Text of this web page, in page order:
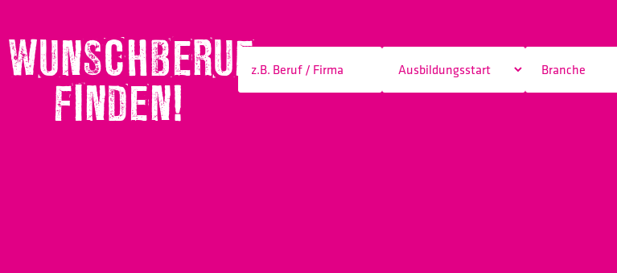
WUNSCHBERUF
FINDEN!